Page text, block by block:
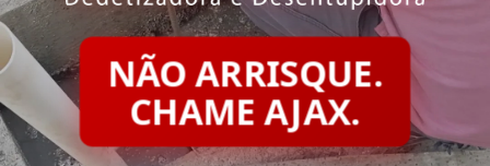
NÃO ARRISQUE.
CHAME AJAX.